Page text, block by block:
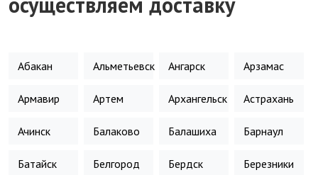
Абакан Альметьевск Ангарск Арзамас
Армавир Артем Архангельск Астрахань
Ачинск Балаково Балашиха Барнаул
Батайск Белгород Бердск Березники